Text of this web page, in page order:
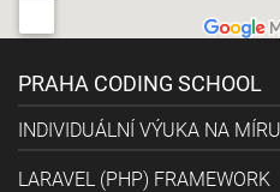
PRAHA CODING SCHOOL
INDIVIDUÁLNÍ VÝUKA NA MÍRU
LARAVEL (PHP) FRAMEWORK